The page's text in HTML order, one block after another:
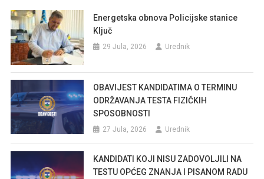
Energetska obnova Policijske stanice
Ključ
29 Jula, 2026 Urednik
OBAVIJEST KANDIDATIMA O TERMINU
ODRŽAVANJA TESTA FIZIČKIH
SPOSOBNOSTI
27 Jula, 2026 Urednik
KANDIDATI KOJI NISU ZADOVOLJILI NA
TESTU OPĆEG ZNANJA I PISANOM RADU